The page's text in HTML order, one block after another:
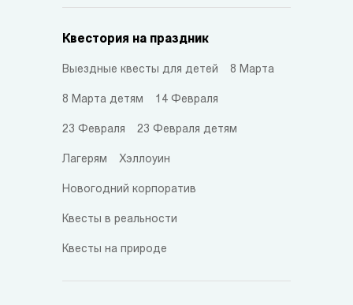
Квестория на праздник
Выездные квесты для детей 8 Марта
8 Марта детям 14 Февраля
23 Февраля 23 Февраля детям
Лагерям Хэллоуин
Новогодний корпоратив
Квесты в реальности
Квесты на природе